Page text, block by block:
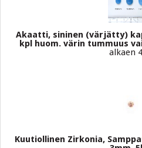
Akaatti, sininen (värjätty)
kpl huom. värin tummuus
alkaen
Kuutiollinen Zirkonia,